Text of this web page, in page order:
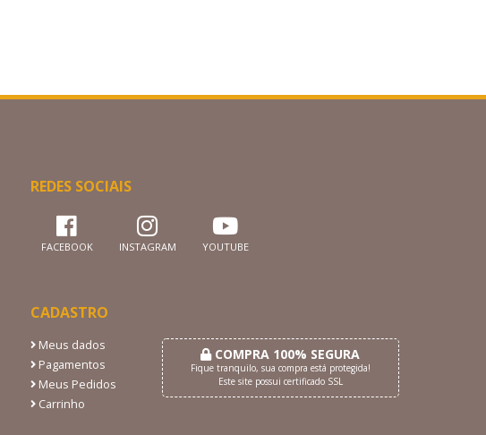
REDES SOCIAIS
FACEBOOK INSTAGRAM YOUTUBE
CADASTRO
Meus dados
Pagamentos
Meus Pedidos
Carrinho
COMPRA 100% SEGURA
Fique tranquilo, sua compra está protegida!
Este site possui certificado SSL